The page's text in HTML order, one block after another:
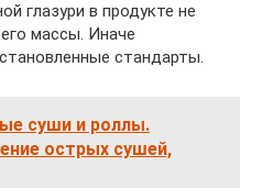
глазури в продукте не
массы. Иначе
стандарты.
суши и роллы.
острых сушей,